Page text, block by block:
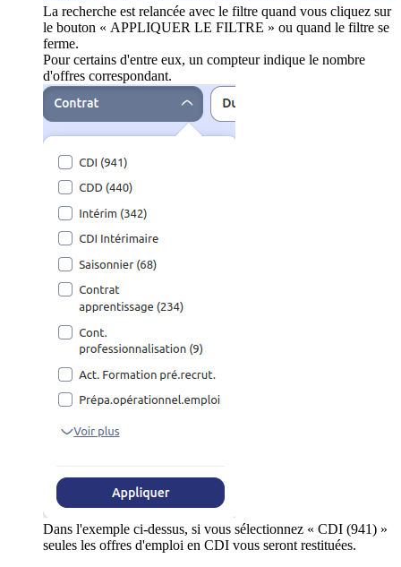
La recherche est relancée avec le filtre quand vous cliquez sur
le bouton « APPLIQUER LE FILTRE » ou quand le filtre se
ferme.
Pour certains d'entre eux, un compteur indique le nombre
d'offres correspondant.
Dans l'exemple ci-dessus, si vous sélectionnez « CDI (941) »
seules les offres d'emploi en CDI vous seront restituées.